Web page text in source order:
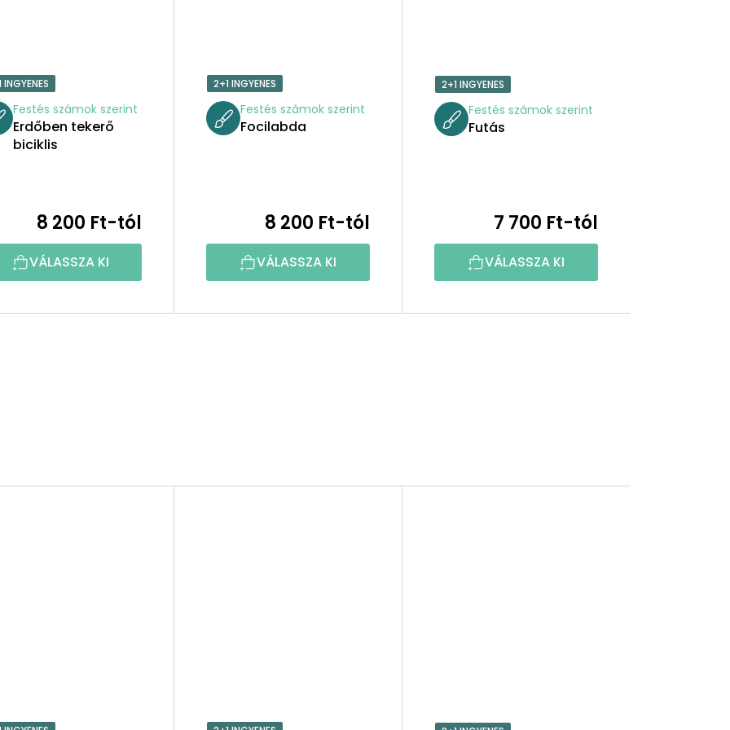
INGYENES
Festés számok szerint
Erdőben tekerő
biciklis
8 200 Ft-tól
VÁLASSZA KI
2+1 INGYENES
Festés számok szerint
Focilabda
8 200 Ft-tól
VÁLASSZA KI
2+1 INGYENES
Festés számok szerint
Futás
7 700 Ft-tól
VÁLASSZA KI